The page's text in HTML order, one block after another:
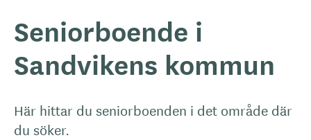
Seniorboende i
Sandvikens kommun
Här hittar du seniorboenden i det område där
du söker.